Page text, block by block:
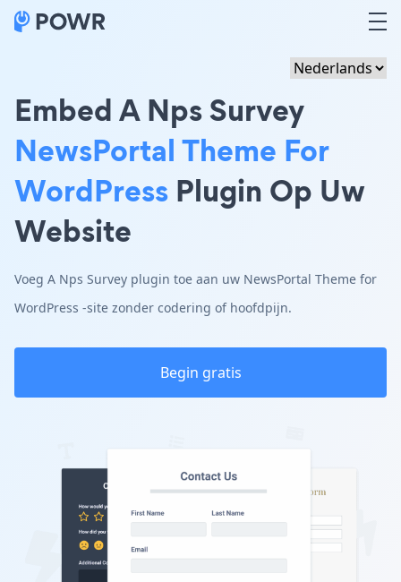
Embed A Nps Survey
NewsPortal Theme For
WordPress Plugin Op Uw
Website
Voeg A Nps Survey plugin toe aan uw NewsPortal Theme for
WordPress -site zonder codering of hoofdpijn.
Begin gratis